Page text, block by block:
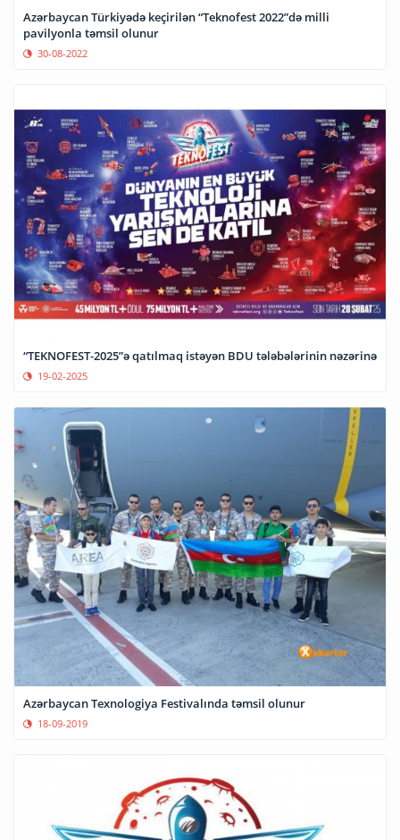
Azərbaycan Türkiyədə keçirilən “Teknofest 2022”də milli
30-08-2022
“TEKNOFEST-2025”ə qatılmaq istəyən BDU tələbələrinin nəzərinə
19-02-2025
Azərbaycan Texnologiya Festivalında təmsil olunur
18-09-2019